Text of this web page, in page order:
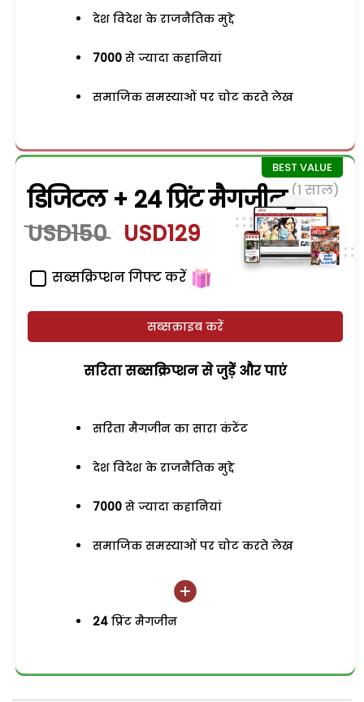
देश विदेश के राजनैतिक मुद्दे
7000 से ज्यादा कहानियां
समाजिक समस्याओं पर चोट करते लेख
डिजिटल + 24 प्रिंट मैगजीन (1 साल)
USD150 USD129
सब्सक्रिप्शन गिफ्ट करें
सब्सक्राइब करें
सरिता सब्सक्रिप्शन से जुड़ेें और पाएं
सरिता मैगजीन का सारा कंटेंट
देश विदेश के राजनैतिक मुद्दे
7000 से ज्यादा कहानियां
समाजिक समस्याओं पर चोट करते लेख
24 प्रिंट मैगजीन